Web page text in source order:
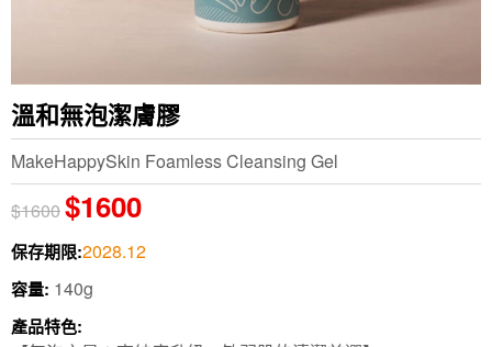
溫和無泡潔膚膠
MakeHappySkin Foamless Cleansing Gel
$1600$1600
保存期限:2028.12
容量: 140g
產品特色: